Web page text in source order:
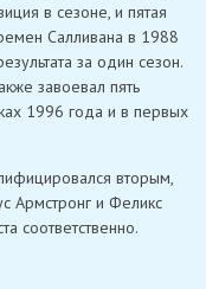
в сезоне, и пятая
Салливана в 1988
за один сезон.
завоевал пять
1996 года и в первых
вторым,
Армстронг и Феликс
соответственно.